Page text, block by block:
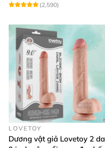
(2,590)
LOVETOY
Dương vật giả Lovetoy 2 da